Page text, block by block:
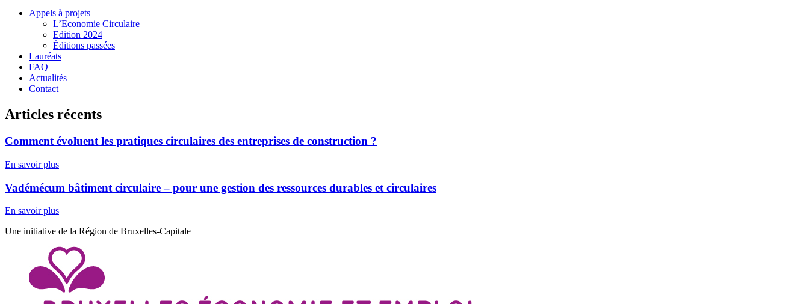
Appels à projets
L’Economie Circulaire
Edition 2024
Éditions passées
Lauréats
FAQ
Actualités
Contact
Articles récents
Comment évoluent les pratiques circulaires des entreprises de construction ?
En savoir plus
Vadémécum bâtiment circulaire – pour une gestion des ressources durables et circulaires
En savoir plus
Une initiative de la Région de Bruxelles-Capitale